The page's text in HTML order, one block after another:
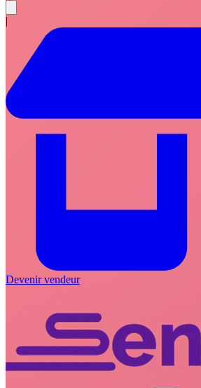
|
Devenir vendeur